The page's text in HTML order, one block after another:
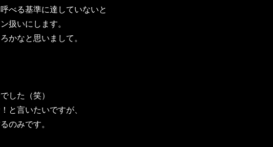
べる基準に達していないと
扱いにします。
かなと思いまして。
した（笑）
と言いたいですが、
のみです。